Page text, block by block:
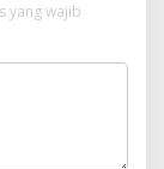
yang wajib